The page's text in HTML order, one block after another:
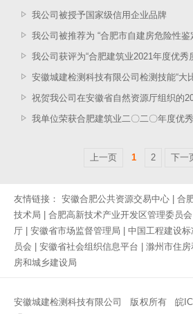
我公司被授予国家级信用企业品牌
我公司被推荐为 “合肥市自建房危险性鉴
我公司获评为“合肥建筑业2021年度优秀
安徽城建检测科技有限公司检测技能“大
祝贺我公司在安徽省自然资源厅组织的2021年全省测绘地理信息质量“双
我单位荣获合肥建筑业二〇二〇年度优秀质量检测企业称号，蔡健同志被评为合肥建
上一页 1 2 下一
友情链接： 安徽合肥公共资源交易中心 合
技术局
合肥高新技术产业开发区管理委员会
厅
安徽省市场监督管理局
中国工程建设
员会
安徽省社会组织信息平台 滁州市住
房和城乡建设局
安徽城建检测科技有限公司 版权所有 皖